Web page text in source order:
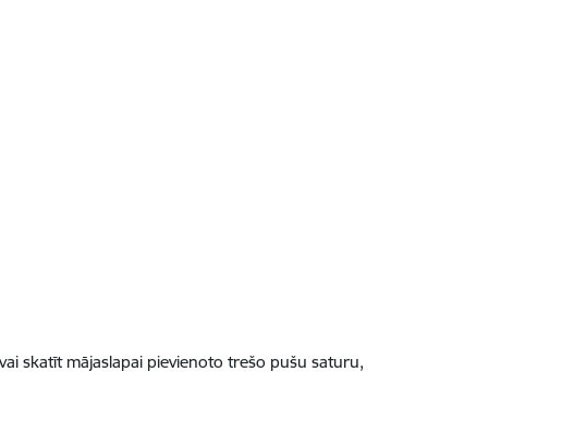
skatīt mājaslapai pievienoto trešo pušu saturu,